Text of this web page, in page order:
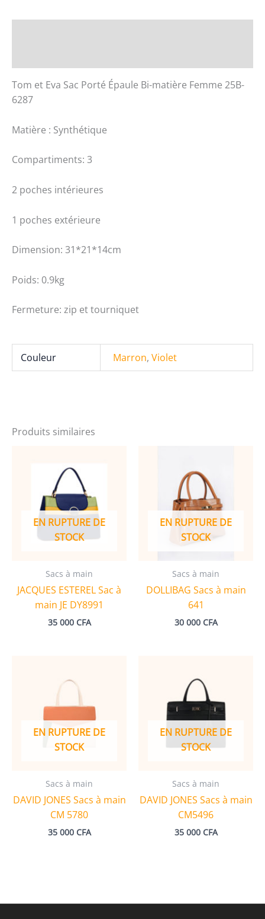
Eva
matière
Femme
6287
Tom et Eva Sac Porté Épaule Bi-matière Femme 25B-
6287
Matière : Synthétique
Compartiments: 3
2 poches intérieures
1 poches extérieure
Dimension: 31*21*14cm
Poids: 0.9kg
Fermeture: zip et tourniquet
Couleur Marron,Violet
Produits similaires
EN RUPTURE DE
STOCK
Sacs à main
JACQUES ESTEREL Sac à
main JE DY8991
35 000 CFA
EN RUPTURE DE
STOCK
Sacs à main
DOLLIBAG Sacs à main
641
30 000 CFA
EN RUPTURE DE
STOCK
Sacs à main
DAVID JONES Sacs à main
CM 5780
35 000 CFA
EN RUPTURE DE
STOCK
Sacs à main
DAVID JONES Sacs à main
CM5496
35 000 CFA